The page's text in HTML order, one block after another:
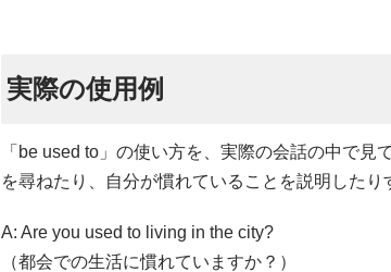
実際の使用例
「be used to」の使い方を、実際の会話の中で
を尋ねたり、自分が慣れていることを説明したり
A: Are you used to living in the city?
（都会での生活に慣れていますか？）